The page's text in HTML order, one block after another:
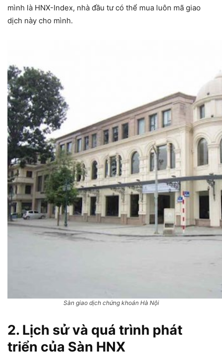
mình là HNX-Index, nhà đầu tư có thể mua luôn mã giao
dịch này cho mình.
Sàn giao dịch chứng khoán Hà Nội
2. Lịch sử và quá trình phát
triển của Sàn HNX